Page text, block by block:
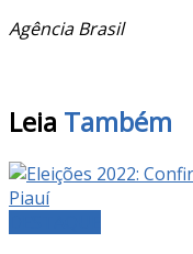
Agência Brasil
Leia Também